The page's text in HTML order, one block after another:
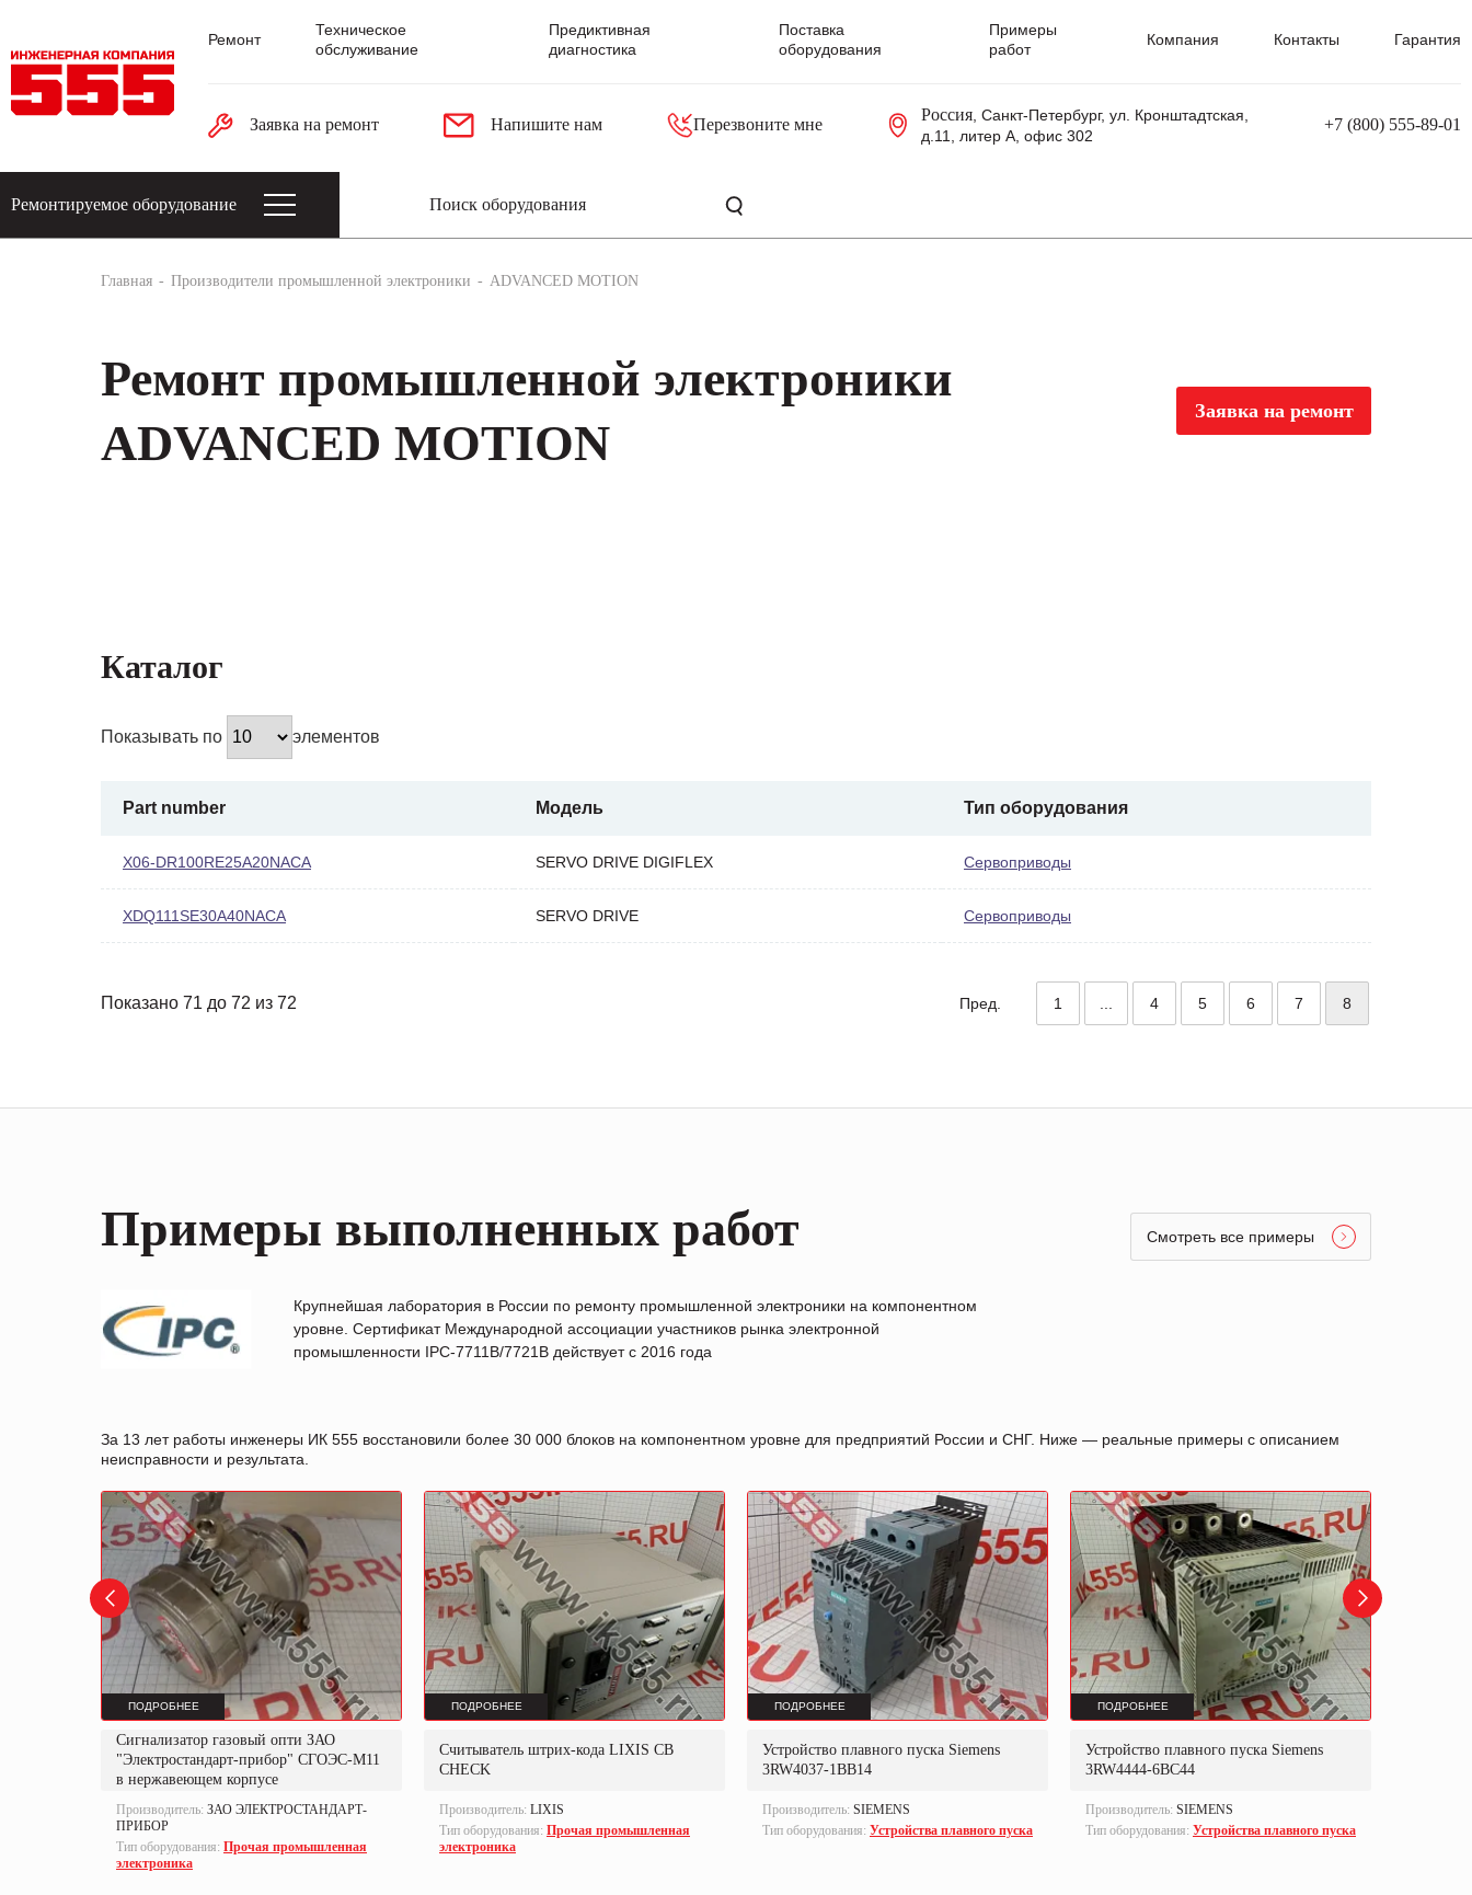
Ремонт
Техническое
обслуживание
Предиктивная
диагностика
Поставка
оборудования
Примеры
работ
Компания Контакты Гарантия
Заявка на ремонт Напишите нам Перезвоните мне
Россия, Санкт-Петербург, ул. Кронштадтская,
д.11, литер А, офис 302
+7 (800) 555-89-01
Ремонтируемое оборудование
Главная Производители промышленной электроники ADVANCED MOTION
Ремонт промышленной электроники
ADVANCED MOTION
Заявка на ремонт
Каталог
Показывать по элементов
Part number Модель Тип оборудования
X06-DR100RE25A20NACA SERVO DRIVE DIGIFLEX Сервоприводы
XDQ111SE30A40NACA SERVO DRIVE Сервоприводы
Показано 71 до 72 из 72 Пред. 1 4 5 6 7 8
Примеры выполненных работ
Крупнейшая лаборатория в России по ремонту промышленной электроники на компонентном
уровне. Сертификат Международной ассоциации участников рынка электронной
промышленности IPC-7711B/7721B действует с 2016 года
Смотреть все примеры
За 13 лет работы инженеры ИК 555 восстановили более 30 000 блоков на компонентном уровне для предприятий России и СНГ. Ниже — реальные примеры с описанием
неисправности и результата.
ПОДРОБНЕЕ
Сигнализатор газовый опти ЗАО
"Электростандарт-прибор" СГОЭС-М11
в нержавеющем корпусе
Производитель: ЗАО ЭЛЕКТРОСТАНДАРТ-
ПРИБОР
Тип оборудования: Прочая промышленная
электроника
ПОДРОБНЕЕ
Считыватель штрих-кода LIXIS CB
CHECK
Производитель: LIXIS
Тип оборудования: Прочая промышленная
электроника
ПОДРОБНЕЕ
Устройство плавного пуска Siemens
3RW4037-1BB14
Производитель: SIEMENS
Тип оборудования: Устройства плавного пуска
ПОДРОБНЕЕ
Устройство плавного пуска Siemens
3RW4444-6BC44
Производитель: SIEMENS
Тип оборудования: Устройства плавного пуска